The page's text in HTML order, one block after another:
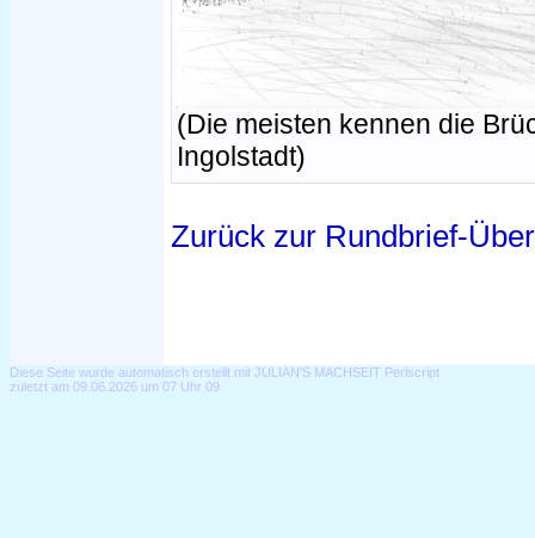
(Die meisten kennen die
Ingolstadt)
Zurück zur Rundbrief-
Diese Seite wurde automatisch erstellt mit JULIAN'S MACHSEIT Perlscript
zuletzt am 09.06.2026 um 07 Uhr 09